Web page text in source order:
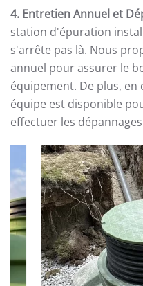
4. Entretien Annuel et
station d'épuration
s'arrête pas là. Nous
annuel pour assurer le
équipement. De plus,
équipe est disponible
effectuer les